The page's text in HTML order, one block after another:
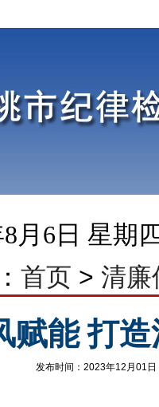
8月6日 星期
首页 > 清廉
赋能 打
发布时间：2023年